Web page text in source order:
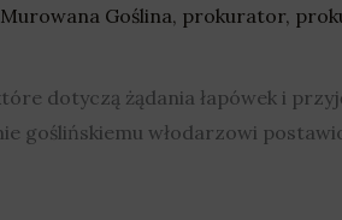
Murowana Goślina, prokurator,
dotyczą żądania łapówek i
goślińskiemu włodarzowi